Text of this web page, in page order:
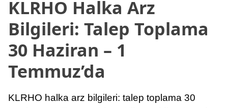
KLRHO Halka Arz
Bilgileri: Talep Toplama
30 Haziran – 1
Temmuz’da
KLRHO halka arz bilgileri: talep toplama 30